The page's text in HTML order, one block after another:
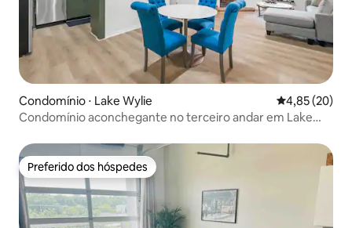
Condomínio ⋅ Lake Wylie 4,85 de uma
4,85 (20)
Condomínio aconchegante no terceiro andar em Lake
Preferido dos hóspedes
Preferido dos hóspedes